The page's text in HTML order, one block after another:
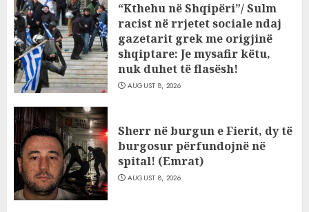
“Kthehu në Shqipëri”/ Sulm
racist në rrjetet sociale ndaj
gazetarit grek me origjinë
shqiptare: Je mysafir këtu,
nuk duhet të flasësh!
AUGUST 8, 2026
Sherr në burgun e Fierit, dy të
burgosur përfundojnë në
spital! (Emrat)
AUGUST 8, 2026